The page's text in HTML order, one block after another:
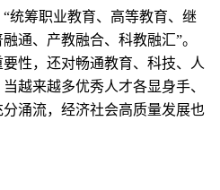
筹职业教育、高等教育、继
通、产教融合、科教融汇”。
性，还对畅通教育、科技、人
越来越多优秀人才各显身手、
涌流，经济社会高质量发展也